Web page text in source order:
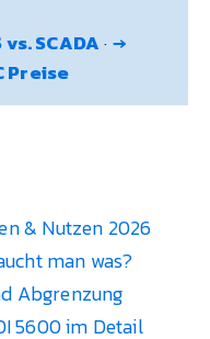
vs. SCADA· →
Preise
& Nutzen 2026
man was?
Abgrenzung
5600 im Detail